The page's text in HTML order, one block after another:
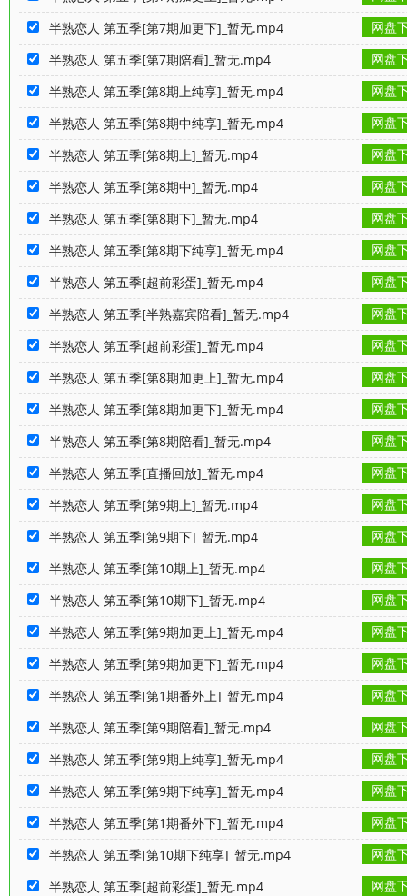
半熟恋人 第五季[第7期加更下]_暂无.mp4
网盘
半熟恋人 第五季[第7期陪看]_暂无.mp4
网盘
半熟恋人 第五季[第8期上纯享]_暂无.mp4
网盘
半熟恋人 第五季[第8期中纯享]_暂无.mp4
网盘
半熟恋人 第五季[第8期上]_暂无.mp4
网盘
半熟恋人 第五季[第8期中]_暂无.mp4
网盘
半熟恋人 第五季[第8期下]_暂无.mp4
网盘
半熟恋人 第五季[第8期下纯享]_暂无.mp4
网盘
半熟恋人 第五季[超前彩蛋]_暂无.mp4
网盘
半熟恋人 第五季[半熟嘉宾陪看]_暂无.mp4
网盘
半熟恋人 第五季[超前彩蛋]_暂无.mp4
网盘
半熟恋人 第五季[第8期加更上]_暂无.mp4
网盘
半熟恋人 第五季[第8期加更下]_暂无.mp4
网盘
半熟恋人 第五季[第8期陪看]_暂无.mp4
网盘
半熟恋人 第五季[直播回放]_暂无.mp4
网盘
半熟恋人 第五季[第9期上]_暂无.mp4
网盘
半熟恋人 第五季[第9期下]_暂无.mp4
网盘
半熟恋人 第五季[第10期上]_暂无.mp4
网盘
半熟恋人 第五季[第10期下]_暂无.mp4
网盘
半熟恋人 第五季[第9期加更上]_暂无.mp4
网盘
半熟恋人 第五季[第9期加更下]_暂无.mp4
网盘
半熟恋人 第五季[第1期番外上]_暂无.mp4
网盘
半熟恋人 第五季[第9期陪看]_暂无.mp4
网盘
半熟恋人 第五季[第9期上纯享]_暂无.mp4
网盘
半熟恋人 第五季[第9期下纯享]_暂无.mp4
网盘
半熟恋人 第五季[第1期番外下]_暂无.mp4
网盘
半熟恋人 第五季[第10期下纯享]_暂无.mp4
网盘
半熟恋人 第五季[超前彩蛋]_暂无.mp4
网盘